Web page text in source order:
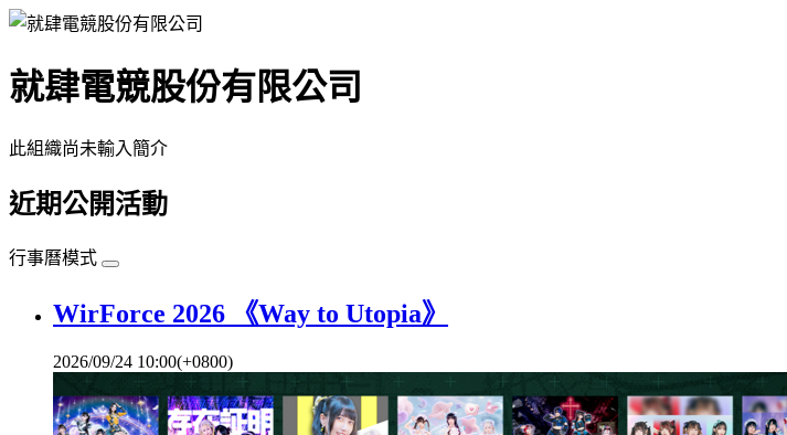
就肆電競股份有限公司
此組織尚未輸入簡介
近期公開活動
行事曆模式
WirForce 2026 《Way to Utopia》
2026/09/24 10:00(+0800)